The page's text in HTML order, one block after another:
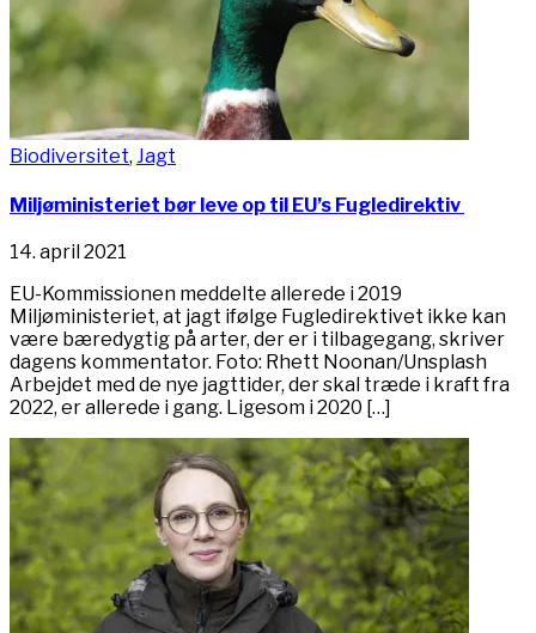
Biodiversitet, Jagt
Miljøministeriet bør leve op til EU’s Fugledirektiv
14. april 2021
EU-Kommissionen meddelte al­lerede i 2019
Miljøministeriet, at jagt ifølge Fugledirektivet ikke kan
være bæredygtig på arter, der er i tilbagegang, skriver
dagens kommentator. Foto: Rhett Noonan/Unsplash
Arbejdet med de nye jagttider, der skal træde i kraft fra
2022, er allerede i gang. Ligesom i 2020 […]